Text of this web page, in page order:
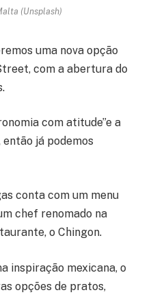
(Unsplash)
uma nova opção
com a abertura do
com atitude”e a
já podemos
conta com um menu
chef renomado na
o Chingon.
inspiração mexicana, o
opções de pratos,